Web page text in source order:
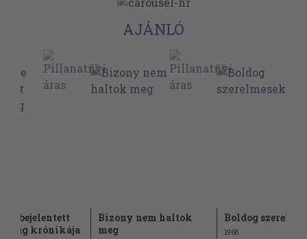
AJÁNLÓ
bejelentett
krónikája
Bizony nem haltok
meg
Boldog
1968